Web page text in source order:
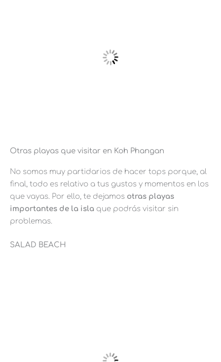
Otras playas que visitar en Koh Phangan
No somos muy partidarios de hacer tops porque, al
final, todo es relativo a tus gustos y momentos en los
que vayas. Por ello, te dejamos otras playas
importantes de la isla que podrás visitar sin
problemas.
SALAD BEACH